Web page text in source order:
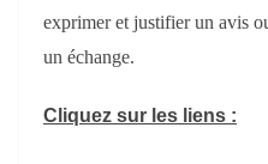
exprimer et justifier un avis
un échange.
Cliquez sur les liens :